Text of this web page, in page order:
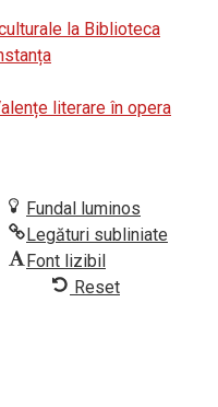
la Biblioteca
literare în opera
Fundal luminos
Legături subliniate
Font lizibil
Reset